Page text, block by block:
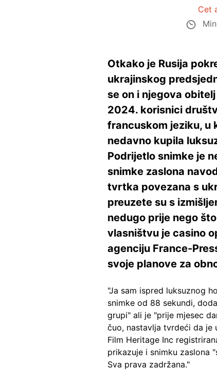
Cet
Otkako je Rusija
ukrajinskog
se on i njegova
2024. korisnici
francuskom jeziku, u
nedavno kupila
Podrijetlo snimke je
snimke zaslona
tvrtka povezana s
preuzete su s
nedugo prije nego
vlasništvu je casino
agenciju France-
svoje planove za
"Ja sam ispred luksuznog
snimke od 88 sekundi,
grupi" ali je "prije mjesec
čuo, nastavlja tvrdeći da je
Film Heritage Inc
prikazuje i snimku zaslona
Sva prava zadržana."